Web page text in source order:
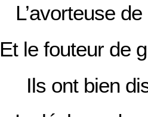
L’avorteuse
Et le fouteur de
Ils ont bien